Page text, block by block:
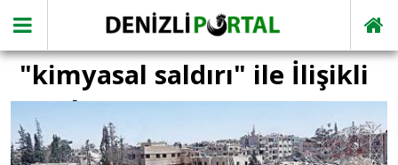
"kimyasal saldırı" ile İlişikli
yazılar